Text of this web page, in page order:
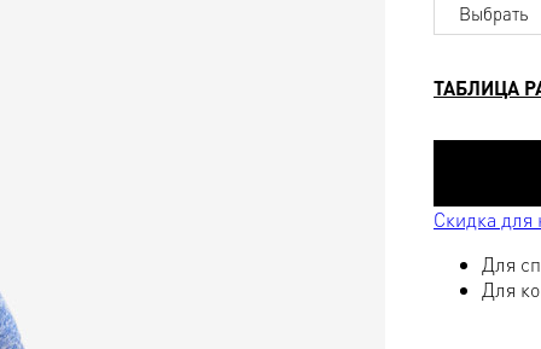
Выбрать
ТАБЛИЦА
Скидка для
Для
Для